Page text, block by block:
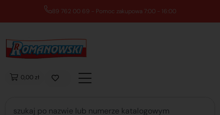
89 762 00 69 - Pomoc zakupowa 7:00 - 16:00
0,00 zł